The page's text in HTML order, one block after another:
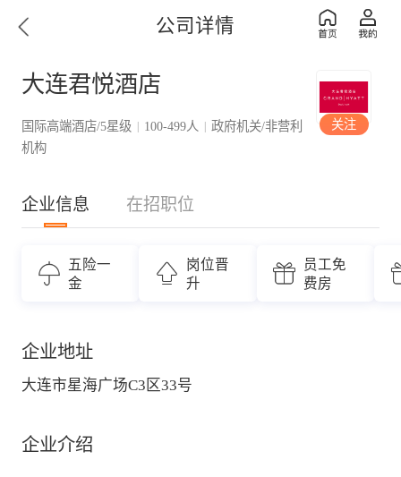
公司详情
大连君悦酒店
国际高端酒店/5星级 | 100-499人 | 政府机关/非营利
机构
关注
企业信息 在招职位
五险一
金
岗位晋
升
员工免
费房
企业地址
大连市星海广场C3区33号
企业介绍